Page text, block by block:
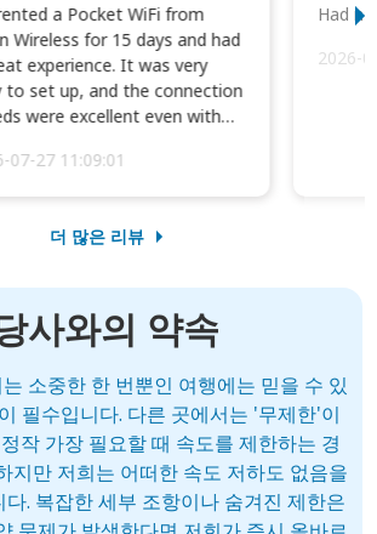
a Pocket WiFi from
Wireless for 15 days and had
experience. It was very
to set up, and the connection
were excellent even with
07-27 11:09:01
Had
2026-
더 많은 리뷰
사와의 약속
소중한 한 번뿐인 여행에는 믿을 수 있
필수입니다. 다른 곳에서는 '무제한'이
작 가장 필요할 때 속도를 제한하는 경
지만 저희는 어떠한 속도 저하도 없음을
. 복잡한 세부 조항이나 숨겨진 제한은